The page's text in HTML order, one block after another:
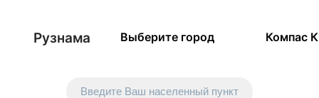
Рузнама Выберите город Компас
Введите Ваш населенный пункт